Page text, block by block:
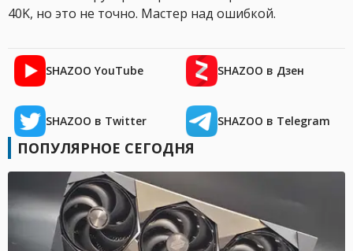
40K, но это не точно. Мастер над ошибкой.
SHAZOO YouTube SHAZOO в Дзен
SHAZOO в Twitter SHAZOO в Telegram
ПОПУЛЯРНОЕ СЕГОДНЯ